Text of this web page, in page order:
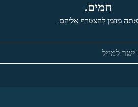
חמים.
אתה מוזמן להצטרף אליהם.